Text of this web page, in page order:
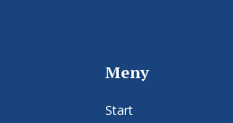
Meny
Start